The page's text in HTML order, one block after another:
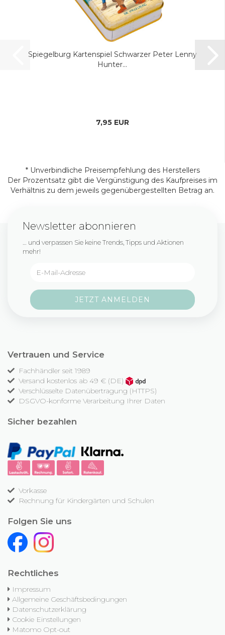
Spiegelburg Kartenspiel Schwarzer Peter Lenny
Hunter...
7,95 EUR
* Unverbindliche Preisempfehlung des Herstellers
Der Prozentsatz gibt die Vergünstigung des Kaufpreises im
Verhältnis zu dem jeweils gegenübergestellten Betrag an.
Newsletter abonnieren
… und verpassen Sie keine Trends, Tipps und Aktionen
mehr!
Vertrauen und Service
Fachhändler seit 1989
Versand kostenlos ab 49 € (DE)
Verschlüsselte Datenübertragung (HTTPS)
DSGVO-konforme Verarbeitung Ihrer Daten
Sicher bezahlen
Vorkasse
Rechnung für Kindergärten und Schulen
Folgen Sie uns
Rechtliches
Impressum
Allgemeine Geschäftsbedingungen
Datenschutzerklärung
Cookie Einstellungen
Matomo Opt-out